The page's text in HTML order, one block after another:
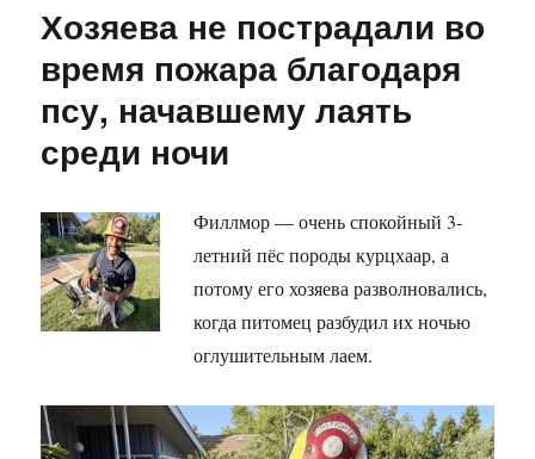
Хозяева не пострадали во
время пожара благодаря
псу, начавшему лаять
среди ночи
Филлмор — очень спокойный 3-
летний пёс породы курцхаар, а
потому его хозяева разволновались,
когда питомец разбудил их ночью
оглушительным лаем.